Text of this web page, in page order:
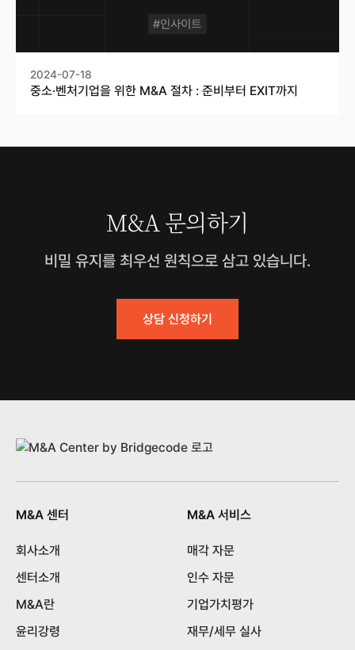
2024-07-18
중소·벤처기업을 위한 M&A 절차 : 준비부터 EXIT까지
M&A 문의하기
비밀 유지를 최우선 원칙으로 삼고 있습니다.
상담 신청하기
M&A 센터
회사소개
센터소개
M&A란
윤리강령
M&A 서비스
매각 자문
인수 자문
기업가치평가
재무/세무 실사